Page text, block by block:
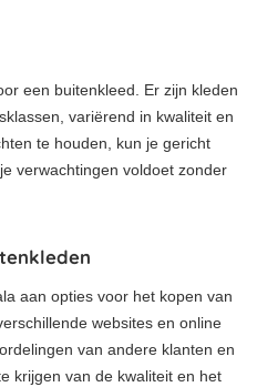
een buitenkleed. Er zijn kleden
variërend in kwaliteit en
te houden, kun je gericht
verwachtingen voldoet zonder
aan opties voor het kopen van
websites en online
van andere klanten en
krijgen van de kwaliteit en het